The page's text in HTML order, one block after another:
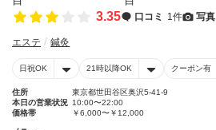
3.35 口コミ 1件 写真
エステ 鍼灸
日祝OK 21時以降OK クーポン有
住所
東京都世田谷区奥沢5-41-9
本日の営業状況 10:00〜22:00
価格帯
￥6,000〜￥12,000